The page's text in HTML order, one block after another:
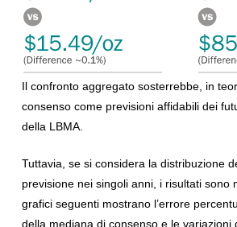
Il confronto aggregato sosterrebbe, in
consenso come previsioni affidabili dei
della LBMA.
Tuttavia, se si considera la distribuzione
previsione nei singoli anni, i risultati sono
grafici seguenti mostrano l’errore
della mediana di consenso e le variazioni